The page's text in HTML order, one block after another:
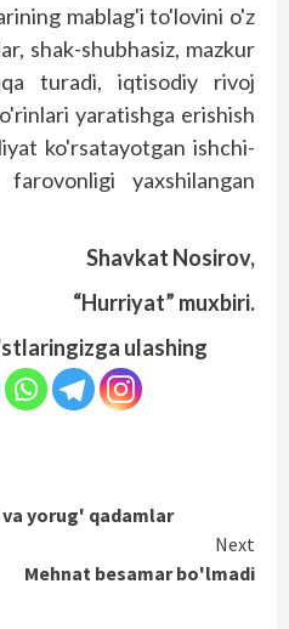
mablag'i to'lovini o'z
shak-shubhasiz, mazkur
turadi, iqtisodiy rivoj
yaratishga erishish
ko'rsatayotgan ishchi-
yaxshilangan
Shavkat Nosirov,
“Hurriyat” muxbiri.
ulashing
yorug' qadamlar
Next
Mehnat besamar bo'lmadi